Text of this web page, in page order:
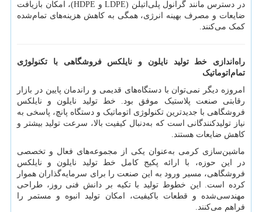
در دسترس مانند گرانول پلی‌اتیلن (LDPE و HDPE)، امکان بازیافت
ضایعات و مصرف بهینه انرژی، همگی به کاهش هزینه‌های تمام‌شده
کمک می‌کنند.
راه‌اندازی خط تولید نایلون و نایلکس فروشگاهی با تکنولوژی
تمام‌اتوماتیک
امروزه دیگر نمی‌توان با دستگاه‌های قدیمی و راندمان پایین در بازار
رقابتی صنعت پلاستیک موفق بود. خط تولید نایلون و نایلکس
فروشگاهی با جدیدترین تکنولوژی اتوماتیک و دستگاه پانچ، پاسخی به
نیاز تولیدکنندگانی است که به‌دنبال کیفیت بالا، سرعت تولید بیشتر و
کاهش ضایعات هستند.
ماشین‌سازی کرمی به‌عنوان یکی از مجموعه‌های فعال و تخصصی
در این حوزه، با ارائه پکیج کامل خط تولید نایلون و نایلکس
فروشگاهی، مسیر ورود به این صنعت را برای سرمایه‌گذاران هموار
کرده است. این خطوط تولید با تکیه بر دانش فنی روز، طراحی
مهندسی‌شده و قطعات باکیفیت، امکان تولید انبوه و مستمر را
فراهم می‌کنند.